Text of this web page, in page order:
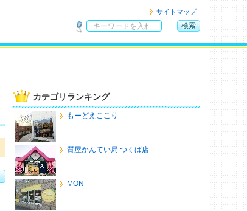
サイトマップ
索
検索
カテゴリランキング
もーどえここり
質屋かんてい局 つくば店
MON